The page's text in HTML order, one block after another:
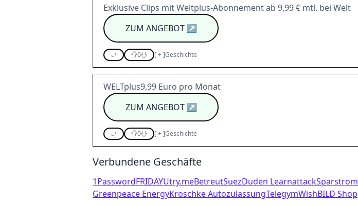
Exklusive Clips mit Weltplus-Abonnement ab 9,99 € mtl. bei Welt
ZUM ANGEBOT↗
0 [+]Geschichte
WELTplus9,99 Euro pro Monat
ZUM ANGEBOT↗
0 [+]Geschichte
Verbundene Geschäfte
1PasswordFRIDAYUtry.meBetreutSuezDuden LearnattackSparstrom
Greenpeace EnergyKroschke AutozulassungTelegymWishBILD Shop